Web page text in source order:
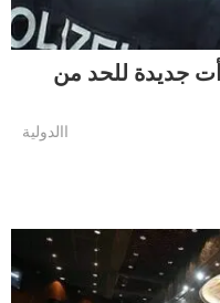
جديدة للحد من
االدولية